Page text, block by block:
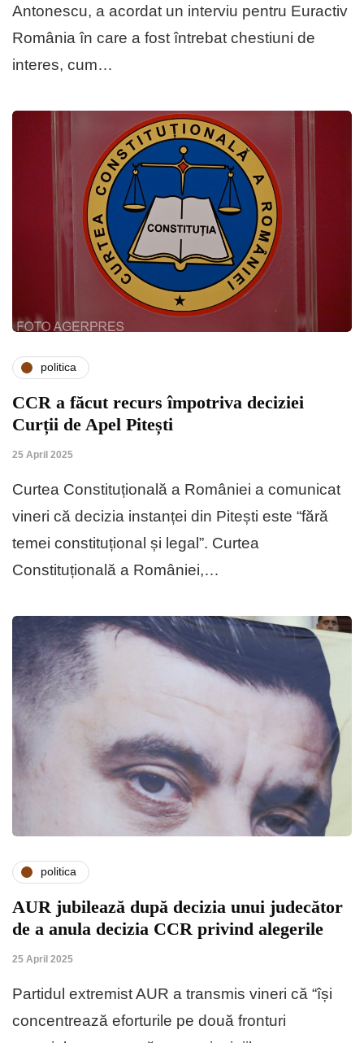
Antonescu, a acordat un interviu pentru Euractiv
România în care a fost întrebat chestiuni de
interes, cum…
politica
CCR a făcut recurs împotriva deciziei
Curții de Apel Pitești
25 April 2025
Curtea Constituțională a României a comunicat
vineri că decizia instanței din Pitești este “fără
temei constituțional și legal”. Curtea
Constituțională a României,…
politica
AUR jubilează după decizia unui judecător
de a anula decizia CCR privind alegerile
25 April 2025
Partidul extremist AUR a transmis vineri că “își
concentrează eforturile pe două fronturi